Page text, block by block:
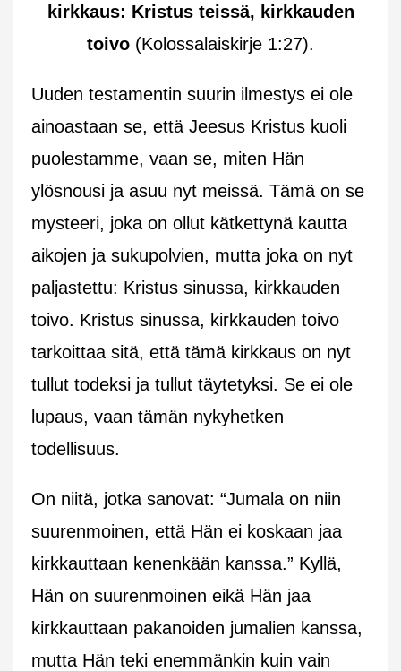
kirkkaus: Kristus teissä, kirkkauden
toivo (Kolossalaiskirje 1:27).
Uuden testamentin suurin ilmestys ei ole
ainoastaan se, että Jeesus Kristus kuoli
puolestamme, vaan se, miten Hän
ylösnousi ja asuu nyt meissä. Tämä on se
mysteeri, joka on ollut kätkettynä kautta
aikojen ja sukupolvien, mutta joka on nyt
paljastettu: Kristus sinussa, kirkkauden
toivo. Kristus sinussa, kirkkauden toivo
tarkoittaa sitä, että tämä kirkkaus on nyt
tullut todeksi ja tullut täytetyksi. Se ei ole
lupaus, vaan tämän nykyhetken
todellisuus.
On niitä, jotka sanovat: “Jumala on niin
suurenmoinen, että Hän ei koskaan jaa
kirkkauttaan kenenkään kanssa.” Kyllä,
Hän on suurenmoinen eikä Hän jaa
kirkkauttaan pakanoiden jumalien kanssa,
mutta Hän teki enemmänkin kuin vain